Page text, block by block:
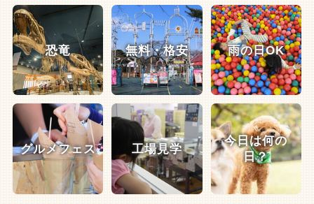
恐竜 無料・格安 雨の日OK
グルメフェス 工場見学
今日は何の
日？